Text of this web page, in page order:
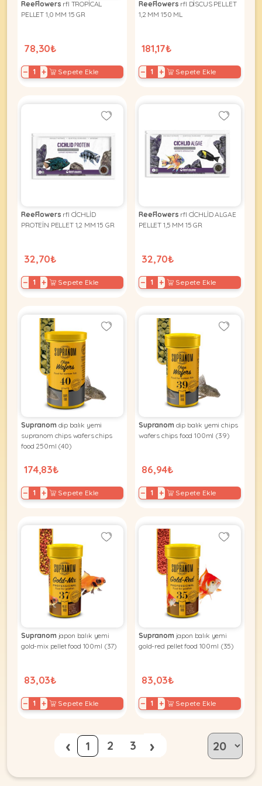
ReeFlowers rfl TROPİCAL
PELLET 1,0 MM 15 GR
78,30₺
− + Sepete Ekle
ReeFlowers rfl DİSCUS PELLET
1,2 MM 150 ML
181,17₺
− + Sepete Ekle
ReeFlowers rfl CİCHLİD
PROTEİN PELLET 1,2 MM 15 GR
32,70₺
− + Sepete Ekle
ReeFlowers rfl CİCHLİD ALGAE
PELLET 1,5 MM 15 GR
32,70₺
− + Sepete Ekle
Supranom dip balık yemi
supranom chips wafers chips
food 250ml (40)
174,83₺
− + Sepete Ekle
Supranom dip balık yemi chips
wafers chips food 100ml (39)
86,94₺
− + Sepete Ekle
Supranom japon balık yemi
gold-mix pellet food 100ml (37)
83,03₺
− + Sepete Ekle
Supranom japon balık yemi
gold-red pellet food 100ml (35)
83,03₺
− + Sepete Ekle
‹ 1 2 3 ›